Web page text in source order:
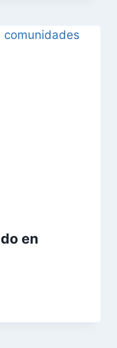
en